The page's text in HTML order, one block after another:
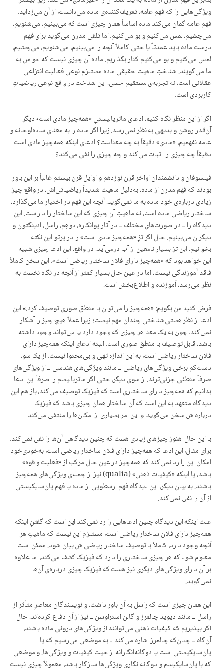
ویژگی‌هایی را که فهم عامه، تعریف‌کننده‌ی ماده می‌دانست، از آن می‌زداید.
فهم عامه گمان می‌کند ماده اساساً همان چیزی است که می‌بینیم، می‌شنویم،
می‌چشیم، لمس می‌کنیم و بو می‌کنیم. اما تلقی مدرن می‌گوید برای فهم
درست ماده باید عمدتاً یا حتی کاملاً آنچه را می‌بینیم، می‌شنویم، می‌چشیم،
لمس می‌کنیم و بو می‌کنیم کنار بگذاریم. ماده آن چیزی نیست که حواس به
ما می‌گویند. شناختِ ماهیت حقیقی ماده مستلزم نوعی فعالیت انتزاعی
عقلانی است، نه تجربه‌ی مستقیم حسی. این شناخت در واقع نوعی ریاضیاتِ
کاربردی است.
اگر از این منظر نگاه کنیم، ادعای ماتریالیستیِ «همه‌چیز مادی است» دیگر
آن‌قدر روشن و بدیهی به نظر نمی‌رسد. زیرا اگر ماده را به معنای ساده‌لوحانه و
عامه نفهمیم، «مادی» دقیقاً به چه معناست؟ ادعای اینکه همه‌چیز مادی است
دقیقاً چه چیزی را اثبات می‌کند و چه چیزی را نفی می‌کند؟
فیلسوفان و دانشمندان اواخر قرن نوزدهم و اوایل قرن بیستم غالباً بر این باور
بودند که فهم مدرن از ماده، به‌دلیل ماهیت شدیداً ریاضیاتی‌اش، در واقع چیز
زیادی درباره‌ی خود ماده به ما نمی‌گوید. آنچه این فهم در اختیار ما می‌گذارد،
ساختار ریاضیِ ماده است، نه ماهیتِ آن چیزی که این ساختار را داراست. این
دیدگاه را ــ در صورت‌های مختلف ــ در آثار پوانکاره، دوهِم، راسل، ادینگتون و
دیگران می‌بینیم. حال اگر تزِ «همه‌چیز مادی است» را در پرتو این نکته
بخوانیم، این تز بسیار نامعین از آب درمی‌آید. در واقع، این ادعا چیزی شبیه
این خواهد بود که «همه‌چیز دارای فلان ساختار ریاضی است». این سخن کاملاً
فاقد آموزندگی نیست، اما در عین حال بسیار کمتر از آنچه در نگاه نخست به
نظر می‌رسد، آموزنده و اطلاع‌بخش است.
فرض کنید من بگویم: «همه‌چیز را می‌توان با منطق صوری توصیف کرد.» این
ادعا از نظر هستی‌شناختی چندان مهم نیست؛ زیرا عملاً هیچ چیز را آشکار
نمی‌کند، چون به یک معنا هر چیزی که وجود دارد یا می‌تواند وجود داشته
باشد، قابل توصیف با منطق صوری است. البته ادعای اینکه همه‌چیز دارای
فلان ساختار ریاضی است، به این اندازه تهی و بی‌محتوا نیست. از یک سو،
دست‌کم برخی ویژگی‌های ریاضی ــ مانند ویژگی‌های هندسی ــ از ویژگی‌های
صرفاً منطقی جزئی‌‌ترند. از سوی دیگر، حتی اگر ماتریالیسم را صرفاً این ادعا
بدانیم که همه‌چیز دارای ساختاری است که فیزیک توصیف می‌کند، باز هم این
دیدگاه متعهد به این است که آن ساختار همان چیزی باشد که فیزیک
درباره‌اش سخن می‌گوید، و این امر بسیاری از امکان‌ها را منتفی می‌کند.
با این حال، هنوز چیزهای زیادی هست که چنین دیدگاهی آن‌ها را نفی نمی‌کند.
برای مثال، این ادعا که همه‌چیز دارای فلان ساختار ریاضی است، به‌خودی‌خود
امکان این را رد نمی‌کند که همه‌چیز در عین حال مرکب از «فعلیت و قوه»
باشد، یا اینکه «کیفیات ذهنی» (qualia) نیز از جمله‌ی ویژگی‌های همه‌چیز
باشند. به بیان دیگر، این دیدگاه فهم ارسطویی از ماده یا فهم پان‌سایکیستی
از آن را نفی نمی‌کند.
علت اینکه این دیدگاه چنین ادعاهایی را رد نمی‌کند این است که گفتنِ اینکه
همه‌چیز دارای فلان ساختار ریاضی است، مستلزم این نیست که ماهیتِ هر
آنچه وجود دارد، کاملاً با توصیف ساختار ریاضی‌اش بیان شود. ممکن است
معلوم شود که هر چیزی ساختاری را دارد که فیزیک کشف می‌کند، اما علاوه
بر آن دارای ویژگی‌های دیگری نیز هست که فیزیک چیزی درباره‌ی آن‌ها
نمی‌گوید.
این همان چیزی است که راسل به آن باور داشت، و نویسندگان معاصرِ متأثر از
راسل ــ مانند دیوید چالمرز و گالن استراوسن ــ نیز از آن دفاع کرده‌اند. حال
اگر بپذیریم که کیفیات ذهنی می‌توانند از ویژگی‌های درونی ماده باشند،
آن‌گاه ــ چنان‌که چالمرز اشاره می‌کند ــ به موضعی می‌رسیم که یا
پان‌سایکیستی است یا دوگانه‌انگارانه از حیث کیفیات و ویژگی‌ها. و موضعی
که با پان‌سایکیسم و دوگانه‌انگاریِ ویژگی‌ها سازگار باشد، معمولاً چیزی نیست